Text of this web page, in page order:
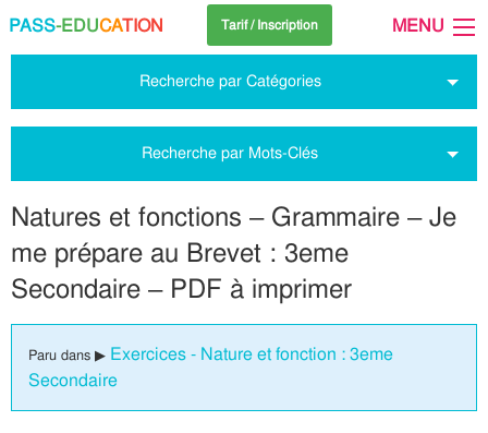
PASS-EDUCATION Tarif / Inscription MENU
Recherche par Catégories
Recherche par Mots-Clés
Natures et fonctions – Grammaire – Je
me prépare au Brevet : 3eme
Secondaire – PDF à imprimer
Paru dans ▶ Exercices - Nature et fonction : 3eme
Secondaire